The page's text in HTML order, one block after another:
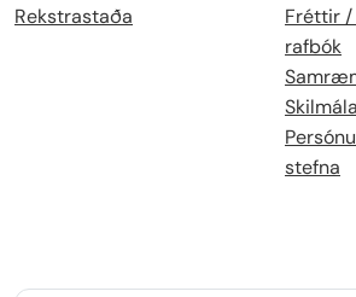
Rekstrastaða
Fréttir /
rafbók
stefna